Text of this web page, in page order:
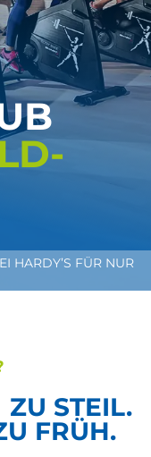
HARDY’S FÜR NUR
STEIL.
FRÜH.